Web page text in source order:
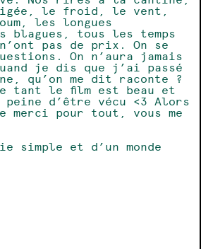
le froid, le vent,
les longues
blagues, tous les temps
pas de prix. On se
On n’aura jamais
je dis que j’ai passé
qu’on me dit raconte ?
tant le film est beau et
d’être vécu <3 Alors
merci pour tout, vous me
simple et d’un monde